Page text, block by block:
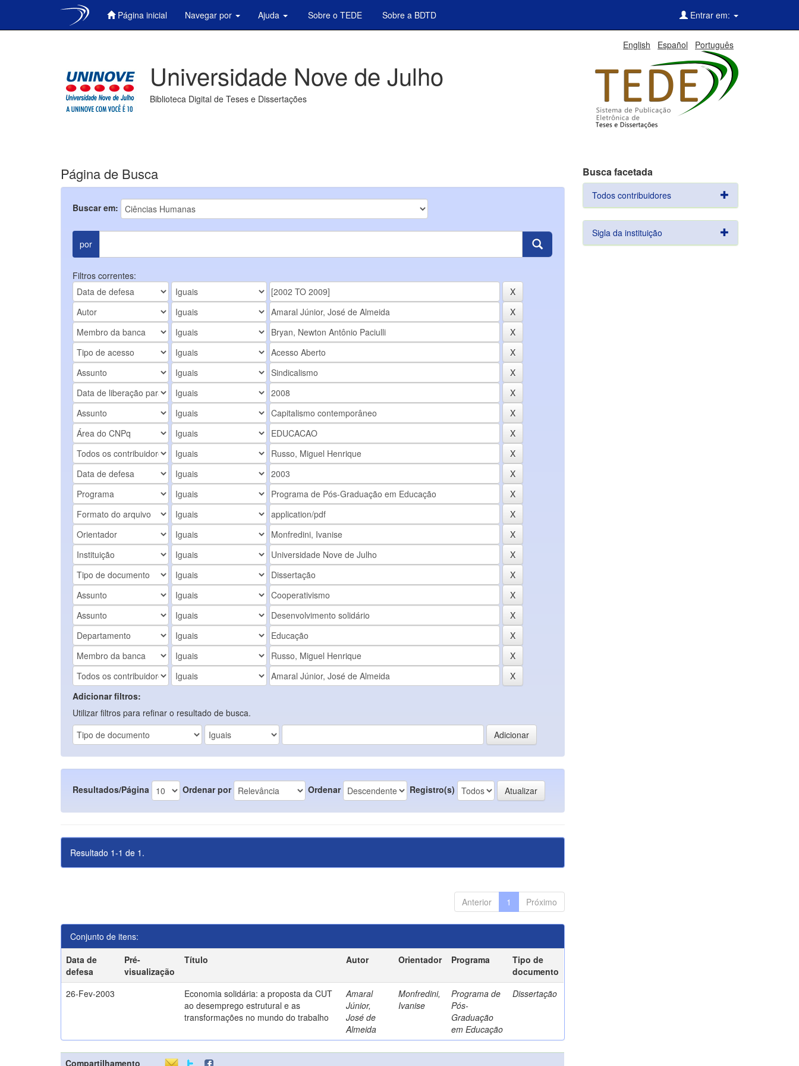
Página inicial Navegar por Ajuda Sobre o TEDE Sobre a BDTD Entrar em:
English Español Português
Universidade Nove de Julho
Biblioteca Digital de Teses e Dissertações
Página de Busca
Buscar em:
por
Filtros correntes:
Adicionar filtros:
Utilizar filtros para refinar o resultado de busca.
Resultados/Página Ordenar por Ordenar Registro(s)
Resultado 1-1 de 1.
Anterior 1 Próximo
Conjunto de itens:
Data de
defesa
Pré-
visualização
Título Autor Orientador Programa
Tipo de
documento
26-Fev-2003
Economia solidária: a proposta da CUT
ao desemprego estrutural e as
transformações no mundo do trabalho
Amaral
Júnior,
José de
Almeida
Monfredini,
Ivanise
Programa de
Pós-
Graduação
em Educação
Dissertação
Compartilhamento
Busca facetada
Todos contribuidores
Sigla da instituição